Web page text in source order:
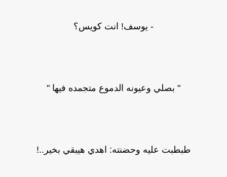
- يوسف! انت كويس؟
" بصلي وعيونه الدموع متجمده فيها "
طبطبت عليه وحضنته: اهدي هيبقي بخير..!